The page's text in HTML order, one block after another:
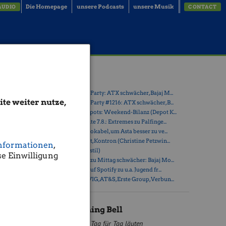
weiter nutze,
,
Einwilligung
Die Homepage unsere Podcasts unsere Musik CONTACT
wird
» Wiener Börse Party: ATX schwächer, Bajaj M...
» Wiener Börse Party #1216: ATX schwächer, B...
» Österreich-Depots: Weekend-Bilanz (Depot K...
» Börsegeschichte 7.8.: Extremes zu Palfinge...
» Nachlese: 10 Vokabel, um Asta besser zu ve...
» PIR-News: Post, Kontron (Christine Petzwin...
» (Christian Drastil)
» Wiener Börse zu Mittag schwächer: Bajaj Mo...
» Börse-Inputs auf Spotify zu u.a. Jugend fr...
» ATX-Trends: VIG, AT&S, Erste Group, Verbun...
BSN Opening Bell
Tag für Tag läuten